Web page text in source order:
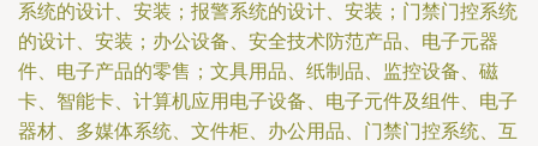
系统的设计、安装；报警系统的设计、安装；门禁门控系统
的设计、安装；办公设备、安全技术防范产品、电子元器
件、电子产品的零售；文具用品、纸制品、监控设备、磁
卡、智能卡、计算机应用电子设备、电子元件及组件、电子
器材、多媒体系统、文件柜、办公用品、门禁门控系统、互